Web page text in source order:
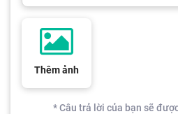
Thêm ảnh
* Câu trả lời của bạn sẽ